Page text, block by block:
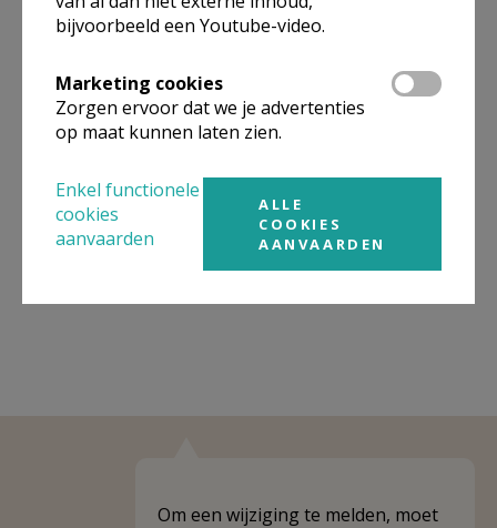
Organisatiestructuur
Niet gevonden wat je zocht? Hier vind je links naar de
gegevens van andere organisaties op het boven-,
Behoort tot
PE Heilige Oscar Romero
PE Heilige Oscar Romero
Om een wijziging te melden, moet
bijvoorbeeld een Youtube-video.
Marketing cookies
Zorgen ervoor dat we je advertenties
op maat kunnen laten zien.
Enkel functionele
cookies
aanvaarden
ALLE
COOKIES
AANVAARDEN